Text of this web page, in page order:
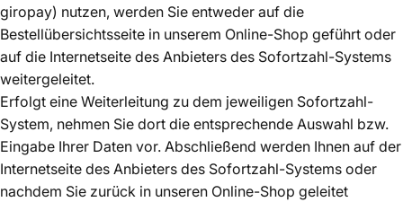
giropay) nutzen, werden Sie entweder auf die
Bestellübersichtsseite in unserem Online-Shop geführt oder
auf die Internetseite des Anbieters des Sofortzahl-Systems
weitergeleitet.
Erfolgt eine Weiterleitung zu dem jeweiligen Sofortzahl-
System, nehmen Sie dort die entsprechende Auswahl bzw.
Eingabe Ihrer Daten vor. Abschließend werden Ihnen auf der
Internetseite des Anbieters des Sofortzahl-Systems oder
nachdem Sie zurück in unseren Online-Shop geleitet